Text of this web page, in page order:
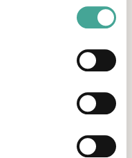
klassieke chirurgische
operatie verloopt.